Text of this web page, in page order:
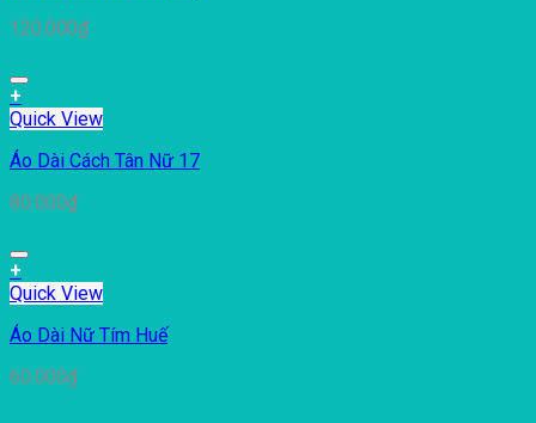
120.000₫
+
Quick View
Áo Dài Cách Tân Nữ 17
80.000₫
+
Quick View
Áo Dài Nữ Tím Huế
60.000₫